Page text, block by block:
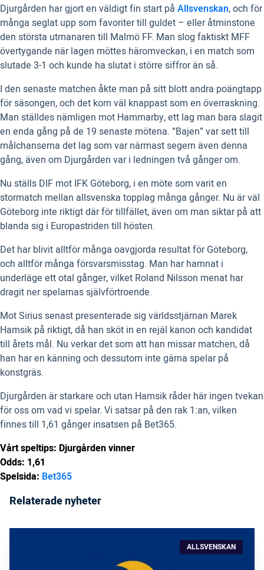
Djurgården har gjort en väldigt fin start på Allsvenskan, och för
många seglat upp som favoriter till guldet – eller åtminstone
den största utmanaren till Malmö FF. Man slog faktiskt MFF
övertygande när lagen möttes häromveckan, i en match som
slutade 3-1 och kunde ha slutat i större siffror än så.
I den senaste matchen åkte man på sitt blott andra poängtapp
för säsongen, och det kom väl knappast som en överraskning.
Man ställdes nämligen mot Hammarby, ett lag man bara slagit
en enda gång på de 19 senaste mötena. ”Bajen” var sett till
målchanserna det lag som var närmast segern även denna
gång, även om Djurgården var i ledningen två gånger om.
Nu ställs DIF mot IFK Göteborg, i en möte som varit en
stormatch mellan allsvenska topplag många gånger. Nu är väl
Göteborg inte riktigt där för tillfället, även om man siktar på att
blanda sig i Europastriden till hösten.
Det har blivit alltför många oavgjorda resultat för Göteborg,
och alltför många försvarsmisstag. Man har hamnat i
underläge ett otal gånger, vilket Roland Nilsson menat har
dragit ner spelarnas självförtroende.
Mot Sirius senast presenterade sig världsstjärnan Marek
Hamsik på riktigt, då han sköt in en rejäl kanon och kandidat
till årets mål. Nu verkar det som att han missar matchen, då
han har en känning och dessutom inte gärna spelar på
konstgräs.
Djurgården är starkare och utan Hamsik råder här ingen tvekan
för oss om vad vi spelar. Vi satsar på den rak 1:an, vilken
finnes till 1,61 gånger insatsen på Bet365.
Vårt speltips: Djurgården vinner
Odds: 1,61
Spelsida: Bet365
Relaterade nyheter
ALLSVENSKAN